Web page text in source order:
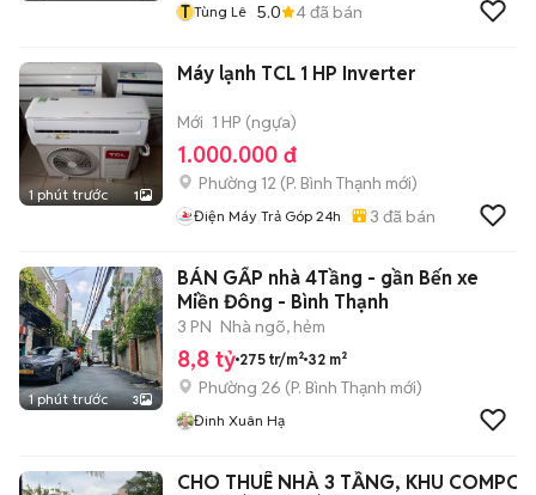
T Tùng Lê 5.0 4đã bán
1 phút trước 1
Máy lạnh TCL 1 HP Inverter
Mới 1 HP (ngựa)
1.000.000 đ
Phường 12 (P. Bình Thạnh mới)
Điện Máy Trả Góp 24h 3 đã bán
1 phút trước 3
BÁN GẤP nhà 4Tầng - gần Bến xe
Miền Đông - Bình Thạnh
3 PN Nhà ngõ, hẻm
8,8 tỷ 275 tr/m² 32 m²
Phường 26 (P. Bình Thạnh mới)
Đinh Xuân Hạ
CHO THUÊ NHÀ 3 TẦNG, KHU